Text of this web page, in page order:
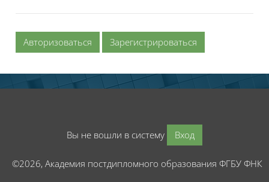
Авторизоваться Зарегистрироваться
Вы не вошли в систему Вход
©2026, Академия постдипломного образования ФГБУ